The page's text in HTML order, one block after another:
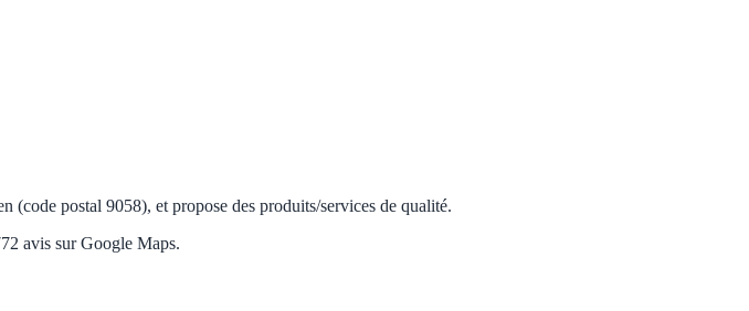
(code postal 9058), et propose des produits/services de qualité.
avis sur Google Maps.